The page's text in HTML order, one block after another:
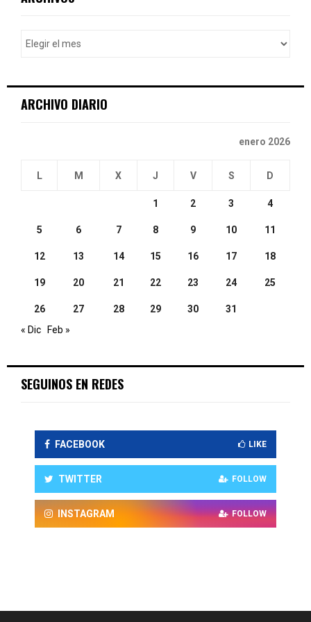
h
ARCHIVO DIARIO
enero 2026
L M X J V S D
1 2 3 4
5 6 7 8 9 10 11
12 13 14 15 16 17 18
19 20 21 22 23 24 25
26 27 28 29 30
31
« Dic
Feb »
SEGUINOS EN REDES
FACEBOOK LIKE
TWITTER FOLLOW
INSTAGRAM FOLLOW